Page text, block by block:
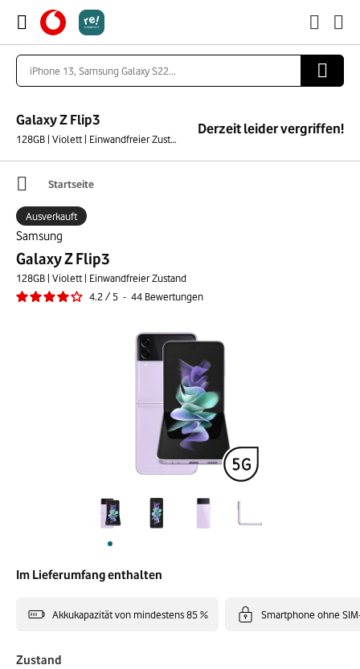
Galaxy Z Flip3
128GB | Violett | Einwandfreier Zustand
Derzeit leider vergriffen!
Startseite
Samsung
Galaxy Z Flip3
128GB | Violett | Einwandfreier Zustand
4.2 /5 - 44 Bewertungen
Ausverkauft
Im Lieferumfang enthalten
Akkukapazität von mindestens 85 % Smartphone ohne
Zustand